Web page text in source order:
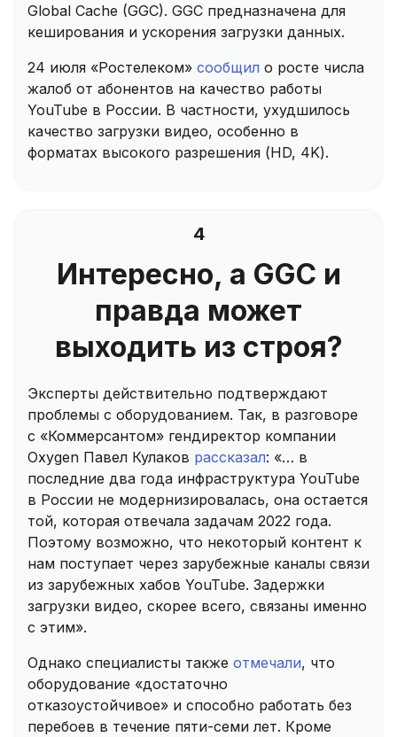
Global Cache (GGC). GGC предназначена для
кеширования и ускорения загрузки данных.
24 июля «Ростелеком» сообщил о росте числа
жалоб от абонентов на качество работы
YouTube в России. В частности, ухудшилось
качество загрузки видео, особенно в
форматах высокого разрешения (HD, 4K).
4
Интересно, а GGC и
правда может
выходить из строя?
Эксперты действительно подтверждают
проблемы с оборудованием. Так, в разговоре
с «Коммерсантом» гендиректор компании
Oxygen Павел Кулаков рассказал: «… в
последние два года инфраструктура YouTube
в России не модернизировалась, она остается
той, которая отвечала задачам 2022 года.
Поэтому возможно, что некоторый контент к
нам поступает через зарубежные каналы связи
из зарубежных хабов YouTube. Задержки
загрузки видео, скорее всего, связаны именно
с этим».
Однако специалисты также отмечали, что
оборудование «достаточно
отказоустойчивое» и способно работать без
перебоев в течение пяти-семи лет. Кроме